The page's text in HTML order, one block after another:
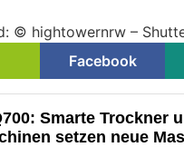
© hightowernrw –
Facebook
Smarte Trockner
setzen neue